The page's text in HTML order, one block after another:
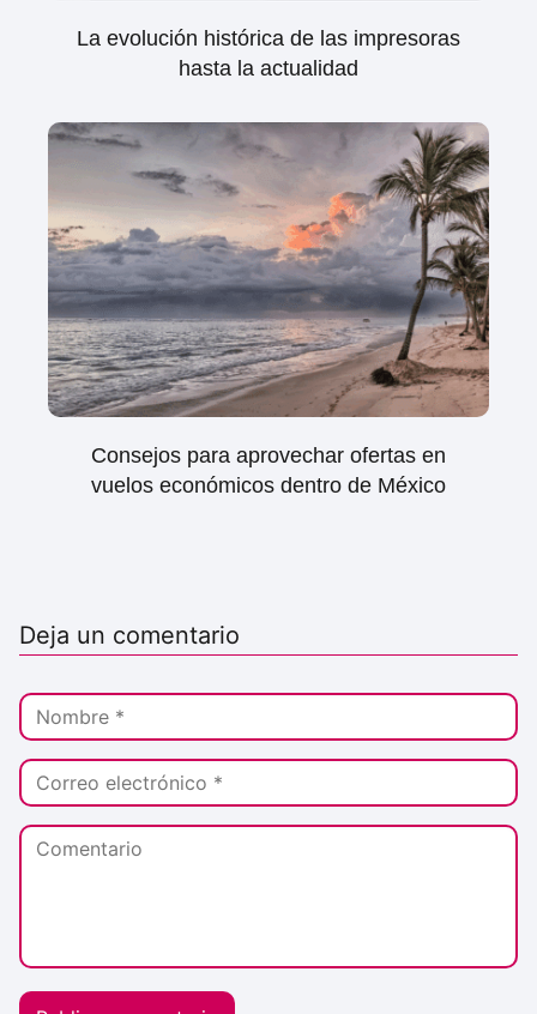
La evolución histórica de las impresoras
hasta la actualidad
Consejos para aprovechar ofertas en
vuelos económicos dentro de México
Deja un comentario